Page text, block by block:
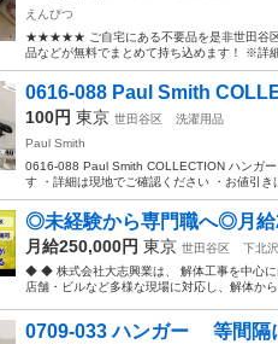
えんぴつ
★★★★★ ご自宅にある不要品を是非世田谷区
品などが無料でまとめて持ち込めます！ ※詳
0616-088 Paul Smith
100円 東京 世田谷区
洗濯用品
Paul Smith
0616-088 Paul Smith COLLECTION ハンガ
す ・詳細は現地でご確認ください ・お値引き
◎未経験から専門職へ◎月給
月給250,000円 東京 世田谷区 下北
◆ ◆ 株式会社大志興業は、 解体工事を中心に
店舗・ビルなど多様な現場に対応し、解体か
0709-033 ハンガー 等間隔